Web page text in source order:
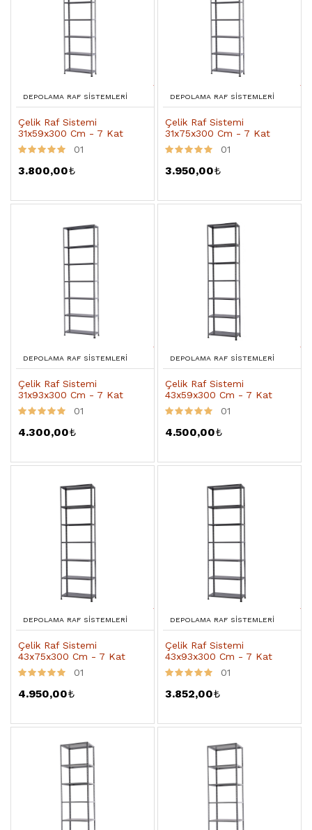
DEPOLAMA RAF SISTEMLERI
Çelik Raf Sistemi
31x59x300 Cm - 7 Kat
01
3.800,00₺
DEPOLAMA RAF SISTEMLERI
Çelik Raf Sistemi
31x75x300 Cm - 7 Kat
01
3.950,00₺
DEPOLAMA RAF SISTEMLERI
Çelik Raf Sistemi
31x93x300 Cm - 7 Kat
01
4.300,00₺
DEPOLAMA RAF SISTEMLERI
Çelik Raf Sistemi
43x59x300 Cm - 7 Kat
01
4.500,00₺
DEPOLAMA RAF SISTEMLERI
Çelik Raf Sistemi
43x75x300 Cm - 7 Kat
01
4.950,00₺
DEPOLAMA RAF SISTEMLERI
Çelik Raf Sistemi
43x93x300 Cm - 7 Kat
01
3.852,00₺